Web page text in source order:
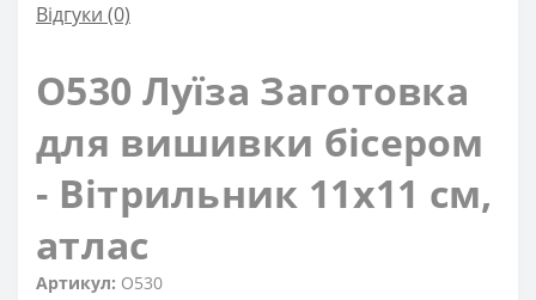
Відгуки (0)
O530 Луїза Заготовка
для вишивки бісером
- Вітрильник 11x11 см,
атлас
Артикул: O530